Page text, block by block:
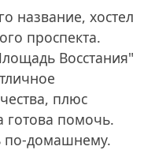
название, хостел
проспекта.
Восстания"
плюс
готова помочь.
по-домашнему.